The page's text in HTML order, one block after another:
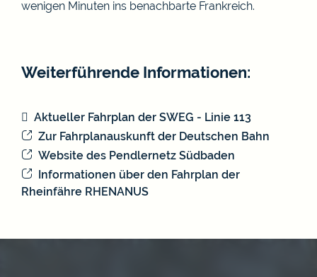
wenigen Minuten ins benachbarte Frankreich.
Weiterführende Informationen:
Aktueller Fahrplan der SWEG - Linie 113
Zur Fahrplanauskunft der Deutschen Bahn
Website des Pendlernetz Südbaden
Informationen über den Fahrplan der
Rheinfähre RHENANUS